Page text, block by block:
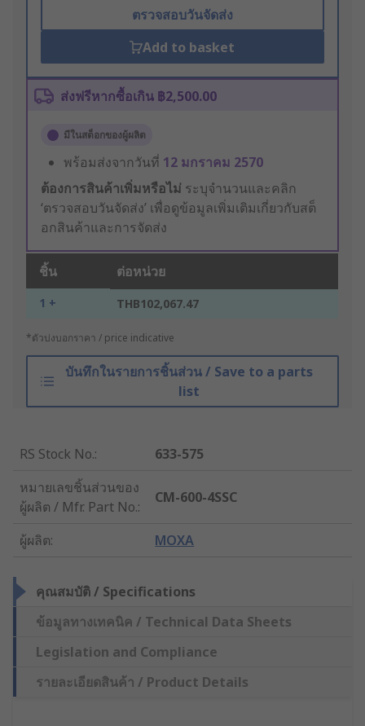
ตรวจสอบวันจัดส่ง
Add to basket
ส่งฟรีหากซื้อเกิน ฿2,500.00
มีในสต็อกของผู้ผลิต
พร้อมส่งจากวันที่ 12 มกราคม 2570
ต้องการสินค้าเพิ่มหรือไม่ ระบุจำนวนและคลิก
‘ตรวจสอบวันจัดส่ง’ เพื่อดูข้อมูลเพิ่มเติมเกี่ยวกับสต็
อกสินค้าและการจัดส่ง
ชิ้น ต่อหน่วย
1 + THB102,067.47
*ตัวบ่งบอกราคา / price indicative
บันทึกในรายการชิ้นส่วน / Save to a parts
list
RS Stock No.:
633-575
หมายเลขชิ้นส่วนของ
ผู้ผลิต / Mfr. Part No.:
CM-600-4SSC
ผู้ผลิต: MOXA
คุณสมบัติ / Specifications
ข้อมูลทางเทคนิค / Technical Data Sheets
Legislation and Compliance
รายละเอียดสินค้า / Product Details